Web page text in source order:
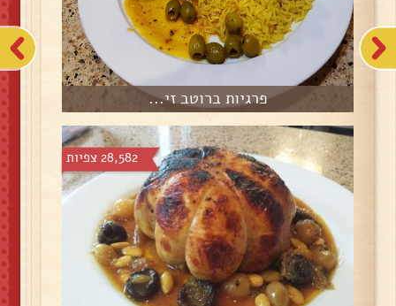
פרגיות ברוטב זי...
28,582 צפיות